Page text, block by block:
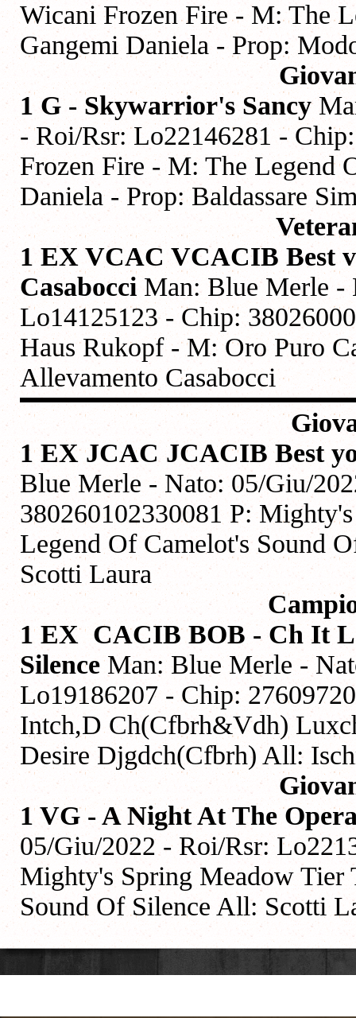
Wicani Frozen Fire - M: The
Gangemi Daniela - Prop:
1 G - Skywarrior's Sancy
- Roi/Rsr: Lo22146281 -
Frozen Fire - M: The Legend
Daniela - Prop: Baldassare
1 EX VCAC VCACIB Best
Casabocci Man: Blue Merle -
Lo14125123 - Chip:
Haus Rukopf - M: Oro Puro
Allevamento Casabocci
1 EX JCAC JCACIB Best
Blue Merle - Nato: 05/Giu/
380260102330081 P:
Legend Of Camelot's Sound
Scotti Laura
1 EX CACIB BOB - Ch It
SilenceMan: Blue Merle -
Lo19186207 - Chip:
Intch,D Ch(Cfbrh&Vdh)
Desire Djgdch(Cfbrh) All:
1 VG - A Night At The
05/Giu/2022 - Roi/Rsr:
Mighty's Spring Meadow
Sound Of Silence All: Scotti